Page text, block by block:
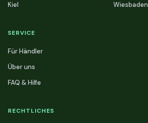
Kiel
Wiesbaden
SERVICE
Für Händler
Über uns
FAQ & Hilfe
RECHTLICHES